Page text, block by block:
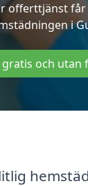
offerttjänst
i
gratis och